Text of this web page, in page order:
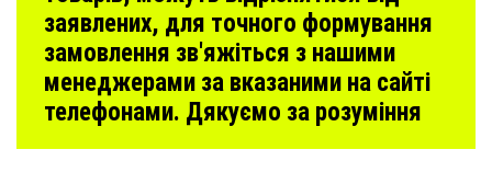
заявлених, для точного формування
замовлення зв'яжіться з нашими
менеджерами за вказаними на сайті
телефонами. Дякуємо за розуміння